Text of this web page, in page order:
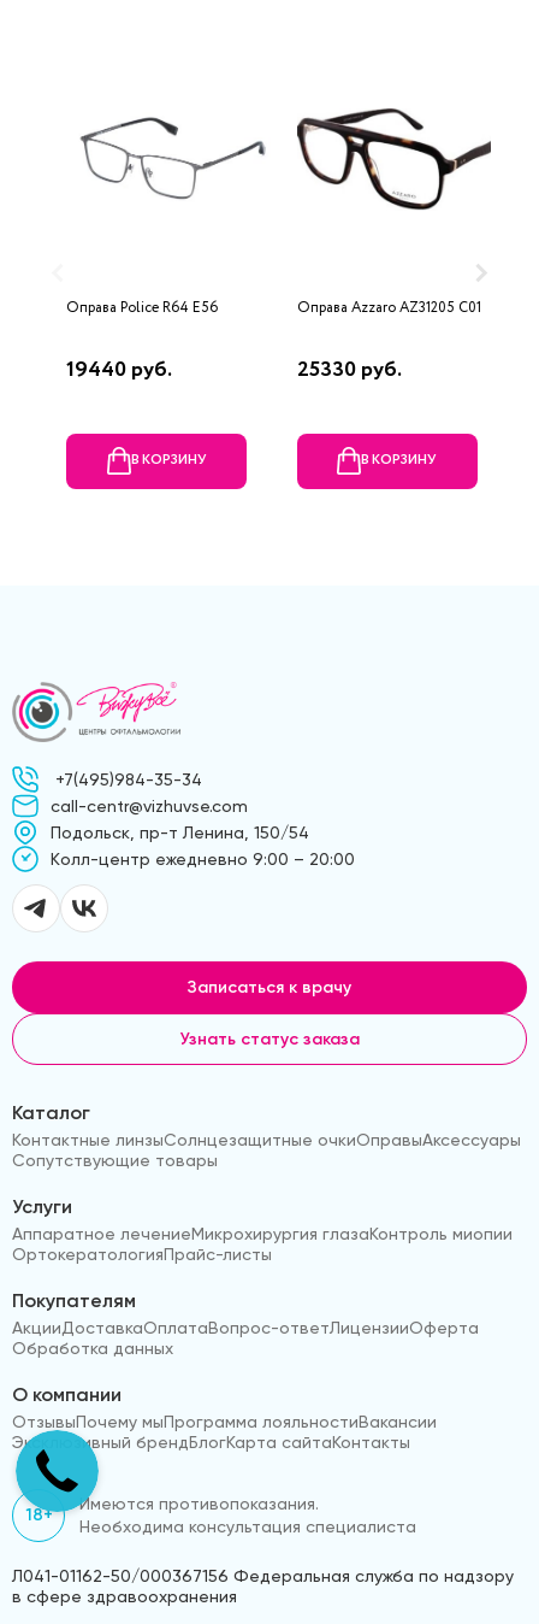
Оправа Police R64 E56
19440 руб.
В КОРЗИНУ
Оправа Azzaro AZ31205 C01
25330 руб.
В КОРЗИНУ
+7(495)984-35-34
call-centr@vizhuvse.com
Подольск, пр-т Ленина, 150/54
Kолл-центр ежедневно 9:00 – 20:00
Записаться к врачу
Узнать статус заказа
Каталог
Контактные линзыСолнцезащитные очкиОправыАксессуары
Сопутствующие товары
Услуги
Аппаратное лечениеМикрохирургия глазаКонтроль миопии
ОртокератологияПрайс-листы
Покупателям
АкцииДоставкаОплатаВопрос-ответЛицензииОферта
Обработка данных
О компании
ОтзывыПочему мыПрограмма лояльностиВакансии
Эксклюзивный брендБлогКарта сайтаКонтакты
18+
Имеются противопоказания.
Необходима консультация специалиста
Л041-01162-50/000367156 Федеральная служба по надзору
в сфере здравоохранения